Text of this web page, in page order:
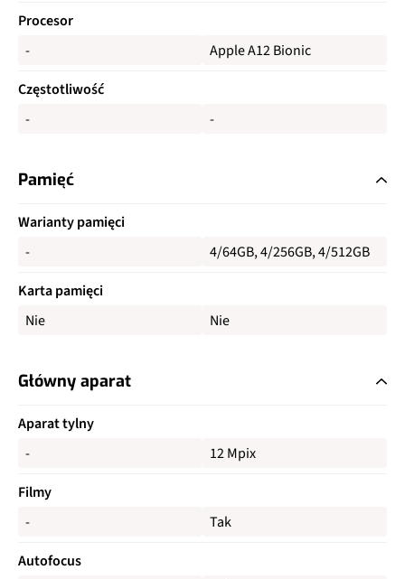
Procesor
-
Apple A12 Bionic
Częstotliwość
-
-
Pamięć
Warianty pamięci
-
4/64GB, 4/256GB, 4/512GB
Karta pamięci
Nie
Nie
Główny aparat
Aparat tylny
-
12 Mpix
Filmy
-
Tak
Autofocus